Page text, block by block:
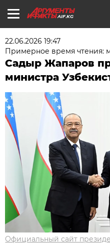
AIF.KG
22.06.2026 19:47
Примерное время чтения:
Садыр Жапаров
министра
Официальный сайт